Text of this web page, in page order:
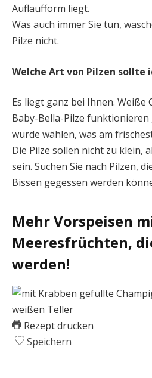
Auflaufform liegt.
Was auch immer Sie tun,
Pilze nicht.
Welche Art von Pilzen sollte
Es liegt ganz bei Ihnen. Weiße
Baby-Bella-Pilze funktionieren
würde wählen, was am
Die Pilze sollen nicht zu klein,
sein. Suchen Sie nach Pilzen,
Bissen gegessen werden
Mehr Vorspeisen
Meeresfrüchten,
werden!
Rezept drucken
Speichern